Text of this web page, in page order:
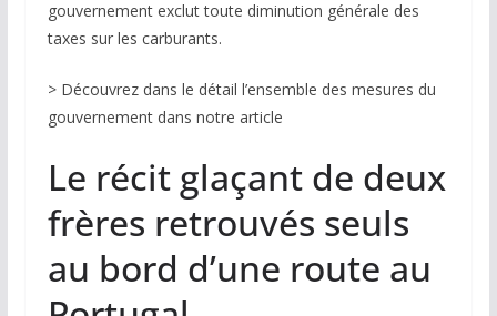
gouvernement exclut toute diminution générale des
taxes sur les carburants.
> Découvrez dans le détail l’ensemble des mesures du
gouvernement dans notre article
Le récit glaçant de deux
frères retrouvés seuls
au bord d’une route au